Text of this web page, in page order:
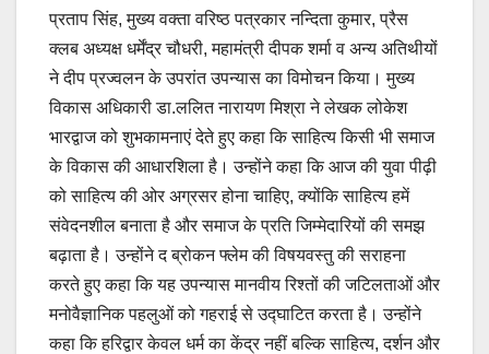
प्रताप सिंह, मुख्य वक्ता वरिष्ठ पत्रकार नन्दिता कुमार, प्रैस
क्लब अध्यक्ष धर्मेंद्र चौधरी, महामंत्री दीपक शर्मा व अन्य अतिथीयों
ने दीप प्रज्वलन के उपरांत उपन्यास का विमोचन किया। मुख्य
विकास अधिकारी डा.ललित नारायण मिश्रा ने लेखक लोकेश
भारद्वाज को शुभकामनाएं देते हुए कहा कि साहित्य किसी भी समाज
के विकास की आधारशिला है। उन्होंने कहा कि आज की युवा पीढ़ी
को साहित्य की ओर अग्रसर होना चाहिए, क्योंकि साहित्य हमें
संवेदनशील बनाता है और समाज के प्रति जिम्मेदारियों की समझ
बढ़ाता है। उन्होंने द ब्रोकन फ्लेम की विषयवस्तु की सराहना
करते हुए कहा कि यह उपन्यास मानवीय रिश्तों की जटिलताओं और
मनोवैज्ञानिक पहलुओं को गहराई से उद्घाटित करता है। उन्होंने
कहा कि हरिद्वार केवल धर्म का केंद्र नहीं बल्कि साहित्य, दर्शन और